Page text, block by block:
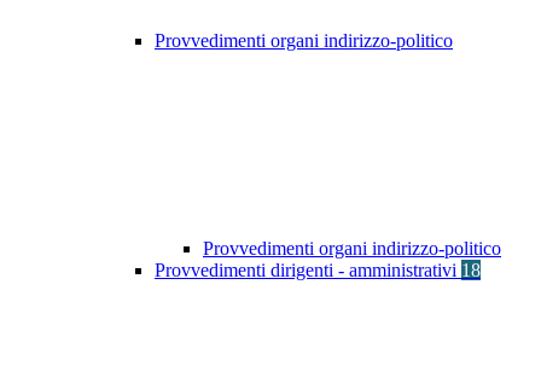
Provvedimenti organi indirizzo-politico
Provvedimenti organi indirizzo-politico
Provvedimenti dirigenti - amministrativi 18